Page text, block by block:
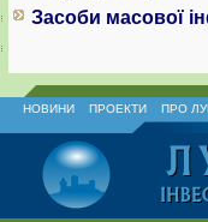
Засоби масової
НОВИНИ ПРОЕКТИ ПРО